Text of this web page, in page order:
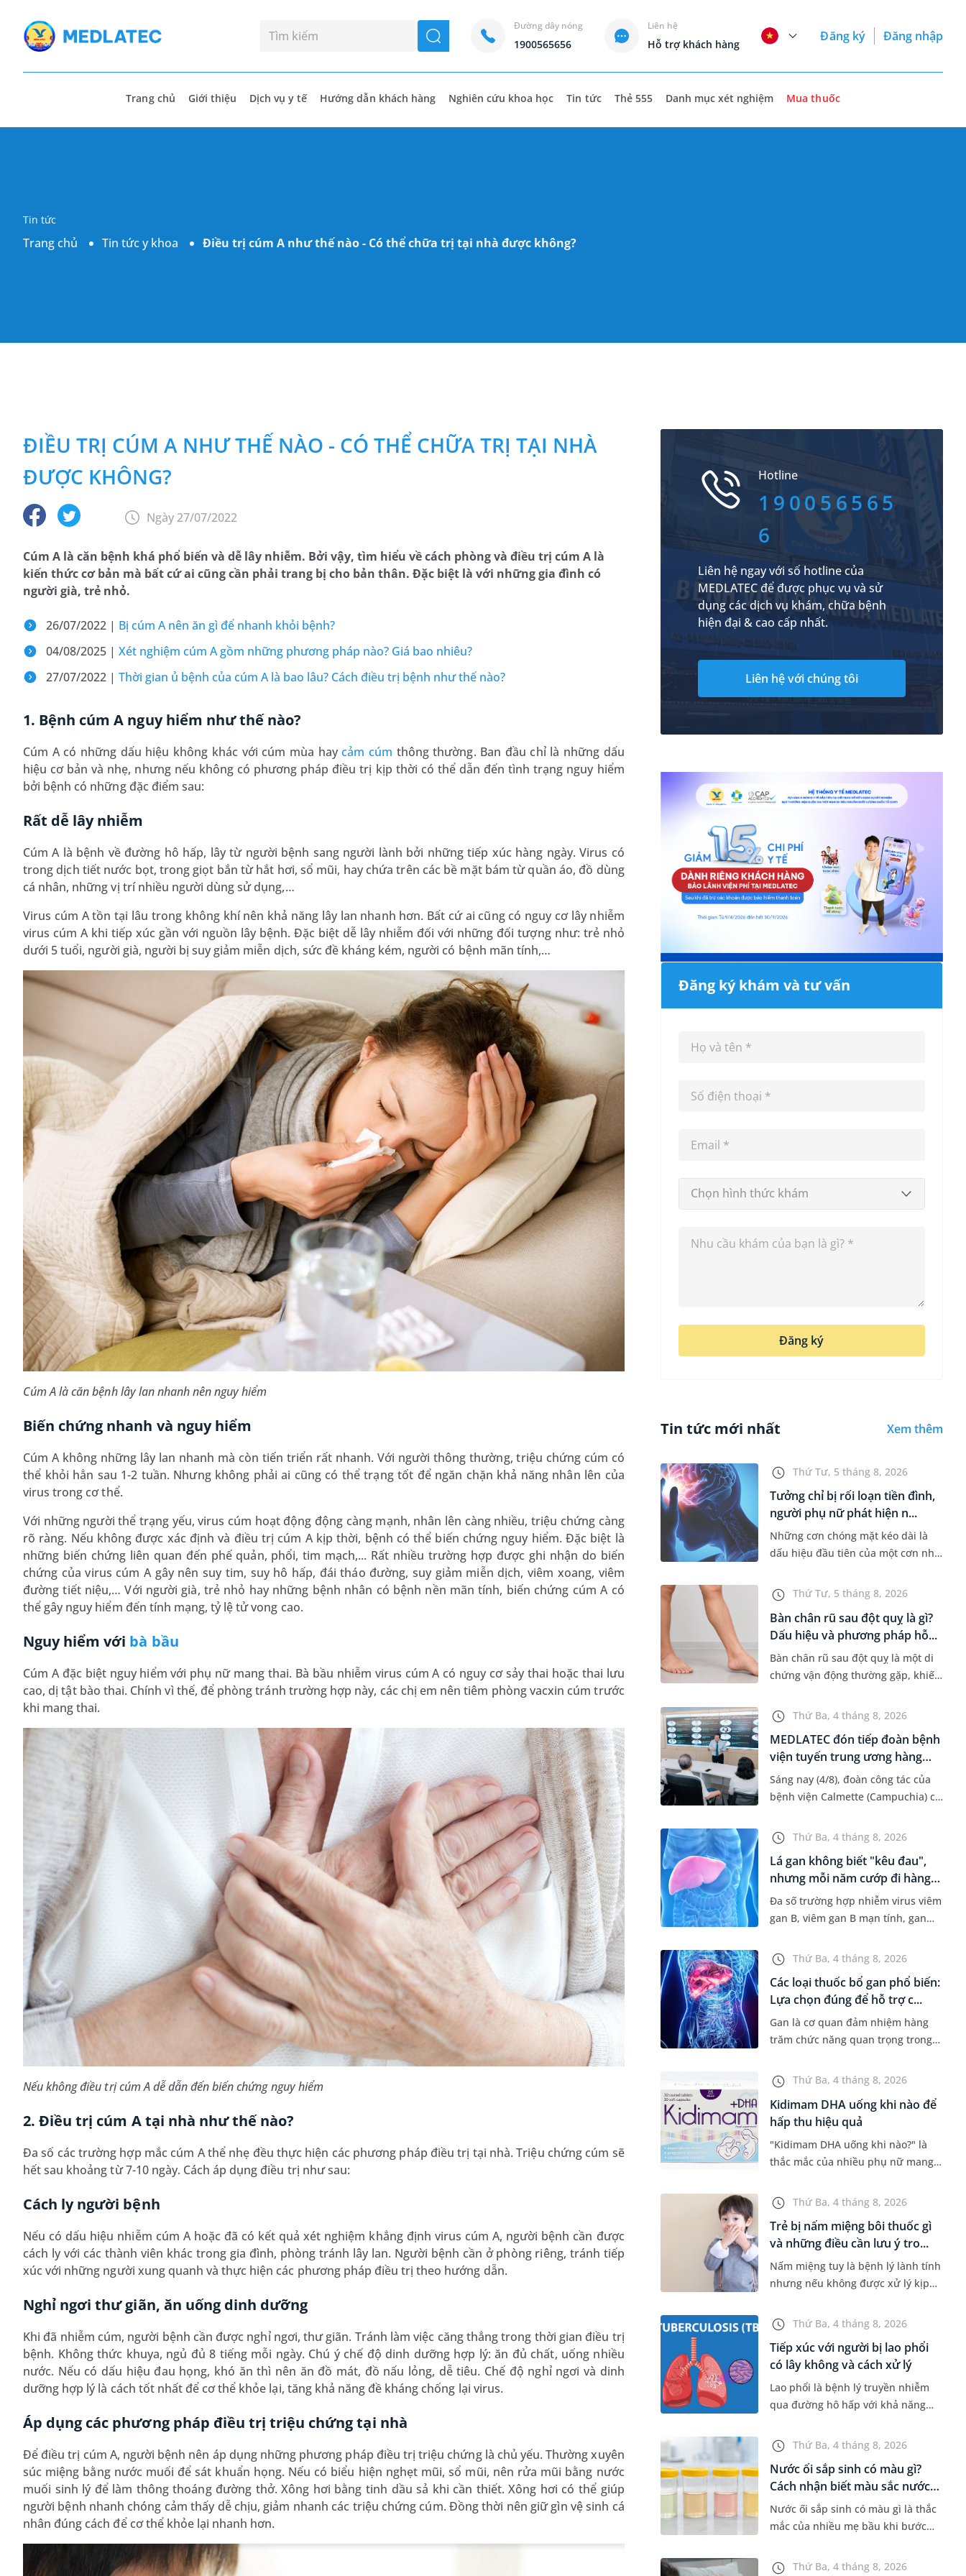
seach
Đường dây nóng
1900565656
Liên hệ
Hỗ trợ khách hàng
Đăng ký Đăng nhập
Trang chủ Giới thiệu Dịch vụ y tế Hướng dẫn khách hàng Nghiên cứu khoa học Tin tức Thẻ 555 Danh mục xét nghiệm Mua thuốc
Tin tức
Trang chủ Tin tức y khoa Điều trị cúm A như thế nào - Có thể chữa trị tại nhà được không?
ĐIỀU TRỊ CÚM A NHƯ THẾ NÀO - CÓ THỂ CHỮA TRỊ TẠI NHÀ
ĐƯỢC KHÔNG?
Ngày 27/07/2022
Cúm A là căn bệnh khá phổ biến và dễ lây nhiễm. Bởi vậy, tìm hiểu về cách phòng và điều trị cúm A là
kiến thức cơ bản mà bất cứ ai cũng cần phải trang bị cho bản thân. Đặc biệt là với những gia đình có
người già, trẻ nhỏ.
26/07/2022 | Bị cúm A nên ăn gì để nhanh khỏi bệnh?
04/08/2025 | Xét nghiệm cúm A gồm những phương pháp nào? Giá bao nhiêu?
27/07/2022 | Thời gian ủ bệnh của cúm A là bao lâu? Cách điều trị bệnh như thế nào?
1. Bệnh cúm A nguy hiểm như thế nào?
Cúm A có những dấu hiệu không khác với cúm mùa haycảm cúm thông thường. Ban đầu chỉ là những dấu
hiệu cơ bản và nhẹ, nhưng nếu không có phương pháp điều trị kịp thời có thể dẫn đến tình trạng nguy hiểm
bởi bệnh có những đặc điểm sau:
Rất dễ lây nhiễm
Cúm A là bệnh về đường hô hấp, lây từ người bệnh sang người lành bởi những tiếp xúc hàng ngày. Virus có
trong dịch tiết nước bọt, trong giọt bắn từ hắt hơi, sổ mũi, hay chứa trên các bề mặt bám từ quần áo, đồ dùng
cá nhân, những vị trí nhiều người dùng sử dụng,…
Virus cúm A tồn tại lâu trong không khí nên khả năng lây lan nhanh hơn. Bất cứ ai cũng có nguy cơ lây nhiễm
virus cúm A khi tiếp xúc gần với nguồn lây bệnh. Đặc biệt dễ lây nhiễm đối với những đối tượng như: trẻ nhỏ
dưới 5 tuổi, người già, người bị suy giảm miễn dịch, sức đề kháng kém, người có bệnh mãn tính,…
Cúm A là căn bệnh lây lan nhanh nên nguy hiểm
Biến chứng nhanh và nguy hiểm
Cúm A không những lây lan nhanh mà còn tiến triển rất nhanh. Với người thông thường, triệu chứng cúm có
thể khỏi hẳn sau 1-2 tuần. Nhưng không phải ai cũng có thể trạng tốt để ngăn chặn khả năng nhân lên của
virus trong cơ thể.
Với những người thể trạng yếu, virus cúm hoạt động động càng mạnh, nhân lên càng nhiều, triệu chứng càng
rõ ràng. Nếu không được xác định và điều trị cúm A kịp thời, bệnh có thể biến chứng nguy hiểm. Đặc biệt là
những biến chứng liên quan đến phế quản, phổi, tim mạch,... Rất nhiều trường hợp được ghi nhận do biến
chứng của virus cúm A gây nên suy tim, suy hô hấp, đái tháo đường, suy giảm miễn dịch, viêm xoang, viêm
đường tiết niệu,… Với người già, trẻ nhỏ hay những bệnh nhân có bệnh nền mãn tính, biến chứng cúm A có
thể gây nguy hiểm đến tính mạng, tỷ lệ tử vong cao.
Nguy hiểm với bà bầu
Cúm A đặc biệt nguy hiểm với phụ nữ mang thai. Bà bầu nhiễm virus cúm A có nguy cơ sảy thai hoặc thai lưu
cao, dị tật bào thai. Chính vì thế, để phòng tránh trường hợp này, các chị em nên tiêm phòng vacxin cúm trước
khi mang thai.
Nếu không điều trị cúm A dễ dẫn đến biến chứng nguy hiểm
2. Điều trị cúm A tại nhà như thế nào?
Đa số các trường hợp mắc cúm A thể nhẹ đều thực hiện các phương pháp điều trị tại nhà. Triệu chứng cúm sẽ
hết sau khoảng từ 7-10 ngày. Cách áp dụng điều trị như sau:
Cách ly người bệnh
Nếu có dấu hiệu nhiễm cúm A hoặc đã có kết quả xét nghiệm khẳng định virus cúm A, người bệnh cần được
cách ly với các thành viên khác trong gia đình, phòng tránh lây lan. Người bệnh cần ở phòng riêng, tránh tiếp
xúc với những người xung quanh và thực hiện các phương pháp điều trị theo hướng dẫn.
Nghỉ ngơi thư giãn, ăn uống dinh dưỡng
Khi đã nhiễm cúm, người bệnh cần được nghỉ ngơi, thư giãn. Tránh làm việc căng thẳng trong thời gian điều trị
bệnh. Không thức khuya, ngủ đủ 8 tiếng mỗi ngày. Chú ý chế độ dinh dưỡng hợp lý: ăn đủ chất, uống nhiều
nước. Nếu có dấu hiệu đau họng, khó ăn thì nên ăn đồ mát, đồ nấu lỏng, dễ tiêu. Chế độ nghỉ ngơi và dinh
dưỡng hợp lý là cách tốt nhất để cơ thể khỏe lại, tăng khả năng đề kháng chống lại virus.
Áp dụng các phương pháp điều trị triệu chứng tại nhà
Để điều trị cúm A, người bệnh nên áp dụng những phương pháp điều trị triệu chứng là chủ yếu. Thường xuyên
súc miệng bằng nước muối để sát khuẩn họng. Nếu có biểu hiện nghẹt mũi, sổ mũi, nên rửa mũi bằng nước
muối sinh lý để làm thông thoáng đường thở. Xông hơi bằng tinh dầu sả khi cần thiết. Xông hơi có thể giúp
người bệnh nhanh chóng cảm thấy dễ chịu, giảm nhanh các triệu chứng cúm. Đồng thời nên giữ gìn vệ sinh cá
nhân đúng cách để cơ thể khỏe lại nhanh hơn.
Hotline
190056565
6
Liên hệ ngay với số hotline của
MEDLATEC để được phục vụ và sử
dụng các dịch vụ khám, chữa bệnh
hiện đại & cao cấp nhất.
Liên hệ với chúng tôi
Đăng ký khám và tư vấn
Chọn hình thức khám
Đăng ký
Tin tức mới nhất Xem thêm
Thứ Tư, 5 tháng 8, 2026
Tưởng chỉ bị rối loạn tiền đình,
người phụ nữ phát hiện n...
Những cơn chóng mặt kéo dài là
dấu hiệu đầu tiên của một cơn nhồi
hề hay biết. Tại BVĐK MEDLATEC,
chiến lược chẩn đoán chính...
Thứ Tư, 5 tháng 8, 2026
Bàn chân rũ sau đột quỵ là gì?
Dấu hiệu và phương pháp hỗ...
Bàn chân rũ sau đột quỵ là một di
chứng vận động thường gặp, khiến
đi lại, làm tăng nguy cơ vấp ngã và
ảnh hưởng đến khả năn...
Thứ Ba, 4 tháng 8, 2026
MEDLATEC đón tiếp đoàn bệnh
viện tuyến trung ương hàng
đầ...
Sáng nay (4/8), đoàn công tác của
bệnh viện Calmette (Campuchia) có
việc tại Hệ thống Y tế MEDLATEC.
Chuyến thăm quan góp ph...
Thứ Ba, 4 tháng 8, 2026
Lá gan không biết "kêu đau",
nhưng mỗi năm cướp đi hàng
t...
Đa số trường hợp nhiễm virus viêm
gan B, viêm gan B mạn tính, gan
mờ nhạt, hoặc không có dấu hiệu.
Đây có thể là con đường dẫn...
Thứ Ba, 4 tháng 8, 2026
Các loại thuốc bổ gan phổ biến:
Lựa chọn đúng để hỗ trợ c...
Gan là cơ quan đảm nhiệm hàng
trăm chức năng quan trọng trong
thải độc đến tổng hợp các chất cần
thiết cho sự sống. Với mon...
Thứ Ba, 4 tháng 8, 2026
Kidimam DHA uống khi nào để
hấp thu hiệu quả
"Kidimam DHA uống khi nào?" là
thắc mắc của nhiều phụ nữ mang
chọn sản phẩm bổ sung DHA. Bên
cạnh việc chọn đúng sản phẩm,...
Thứ Ba, 4 tháng 8, 2026
Trẻ bị nấm miệng bôi thuốc gì
và những điều cần lưu ý tro...
Nấm miệng tuy là bệnh lý lành tính
nhưng nếu không được xử lý kịp
khóc và bỏ ăn, bỏ bú. Để giúp con
nhanh chóng khỏi bệnh...
Thứ Ba, 4 tháng 8, 2026
Tiếp xúc với người bị lao phổi
có lây không và cách xử lý
Lao phổi là bệnh lý truyền nhiễm
qua đường hô hấp với khả năng
cộng đồng nếu không được kiểm
soát tốt. Vậy khi tiếp xúc với n...
Thứ Ba, 4 tháng 8, 2026
Nước ối sắp sinh có màu gì?
Cách nhận biết màu sắc nước
ố...
Nước ối sắp sinh có màu gì là thắc
mắc của nhiều mẹ bầu khi bước
nhận biết đặc điểm của nước ối khi
Thứ Ba, 4 tháng 8, 2026